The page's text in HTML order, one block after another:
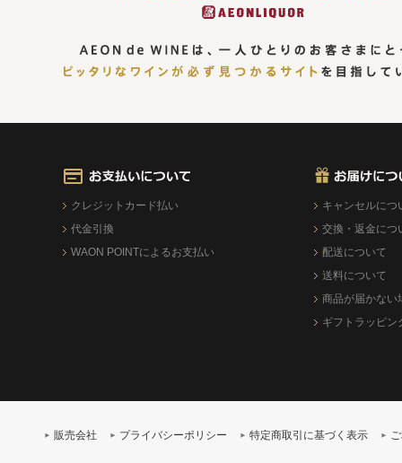
クレジットカード払い
代金引換
WAON POINTによるお支払い
キャンセルにつ
交換・返金につ
配送について
送料について
商品が届かない
ギフトラッピン
販売会社 プライバシーポリシー 特定商取引に基づく表示